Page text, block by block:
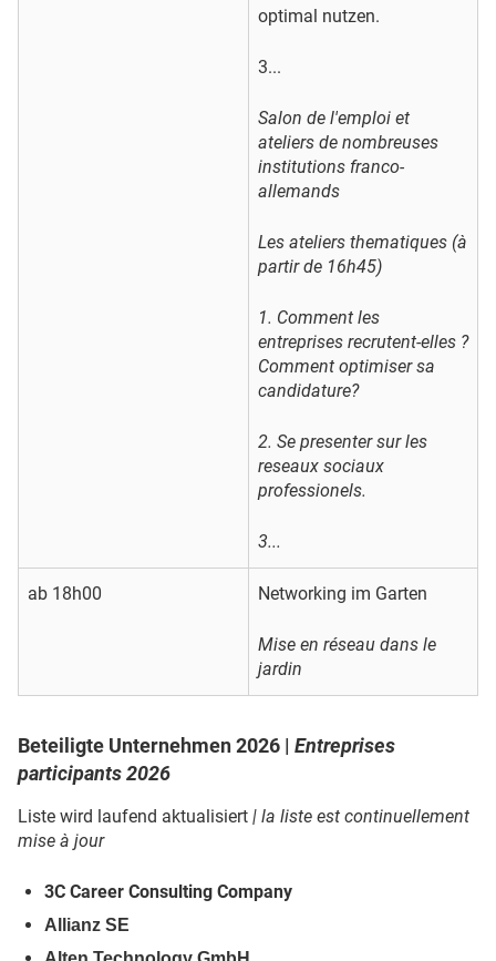
optimal nutzen.
3...
Salon de l'emploi et
ateliers de nombreuses
institutions franco-
allemands
Les ateliers thematiques (à
partir de 16h45)
1. Comment les
entreprises recrutent-elles ?
Comment optimiser sa
candidature?
2. Se presenter sur les
reseaux sociaux
professionels.
3...
ab 18h00 Networking im Garten
Mise en réseau dans le
jardin
Beteiligte Unternehmen 2026 | Entreprises
participants 2026
Liste wird laufend aktualisiert | la liste est continuellement
mise à jour
3C Career Consulting Company
Allianz SE